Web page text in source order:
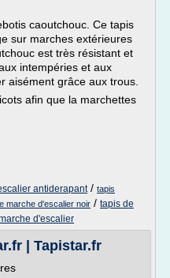
caoutchouc. Ce tapis
sur marches extérieures
est très résistant et
intempéries et aux
aisément grâce aux trous.
afin que la marchettes
antiderapant/ tapis
marche d'escalier noir / tapis de
d'escalier
| Tapistar.fr